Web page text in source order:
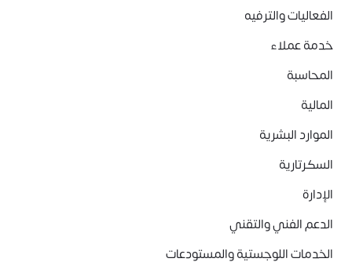
الفعاليات والترفيه
خدمة عملاء
المحاسبة
المالية
الموارد البشرية
السكرتارية
الإدارة
الدعم الفني والتقني
الخدمات اللوجستية والمستودعات